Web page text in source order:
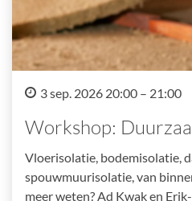
3 sep. 2026 20:00 – 21:00
Workshop:
Vloerisolatie, bodemisolatie,
spouwmuurisolatie, van
meer weten? Ad Kwak en